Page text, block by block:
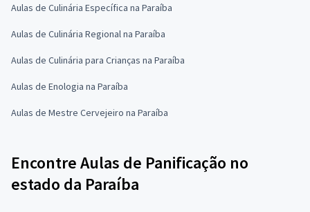
Aulas de Culinária Específica na Paraíba
Aulas de Culinária Regional na Paraíba
Aulas de Culinária para Crianças na Paraíba
Aulas de Enologia na Paraíba
Aulas de Mestre Cervejeiro na Paraíba
Encontre Aulas de Panificação no
estado da Paraíba